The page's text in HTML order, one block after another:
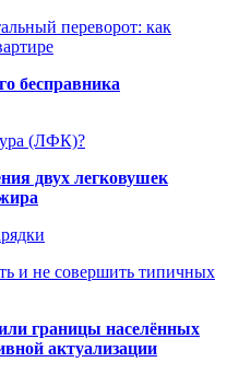
переворот: как
бесправника
(ЛФК)?
двух легковушек
и не совершить типичных
границы населённых
актуализации